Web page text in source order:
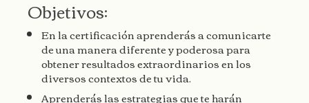
Objetivos:
En la certificación aprenderás a comunicarte
de una manera diferente y poderosa para
obtener resultados extraordinarios en los
diversos contextos de tu vida.
Aprenderás las estrategias que te harán